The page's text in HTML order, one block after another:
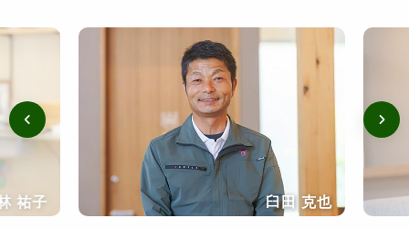
祐子 臼田 克也